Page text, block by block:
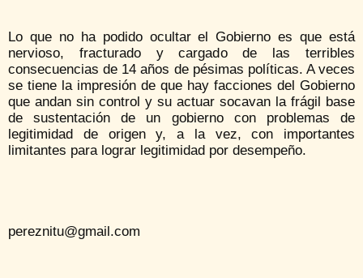
Lo que no ha podido ocultar el Gobierno es que está
nervioso, fracturado y cargado de las terribles
consecuencias de 14 años de pésimas políticas. A veces
se tiene la impresión de que hay facciones del Gobierno
que andan sin control y su actuar socavan la frágil base
de sustentación de un gobierno con problemas de
legitimidad de origen y, a la vez, con importantes
limitantes para lograr legitimidad por desempeño.
pereznitu@gmail.com